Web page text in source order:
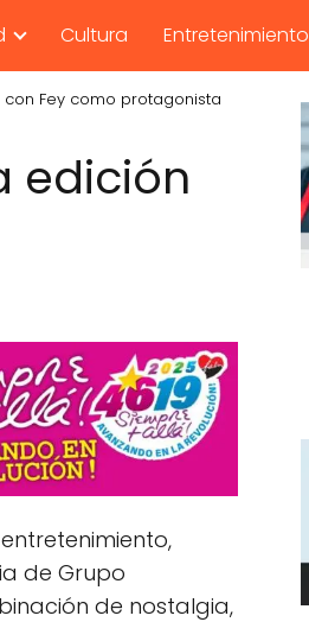
Cultura Entretenimiento
Fey como protagonista
edición
de Grupo
de nostalgia,